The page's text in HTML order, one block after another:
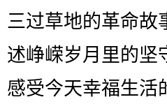
三过草地的革命故
述峥嵘岁月里的坚
感受今天幸福生活